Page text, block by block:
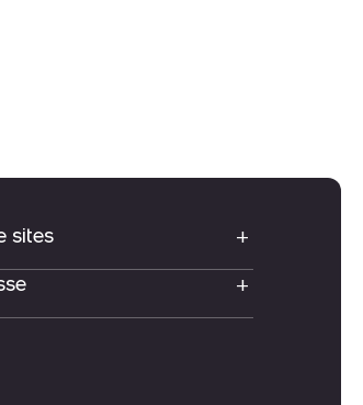
sites